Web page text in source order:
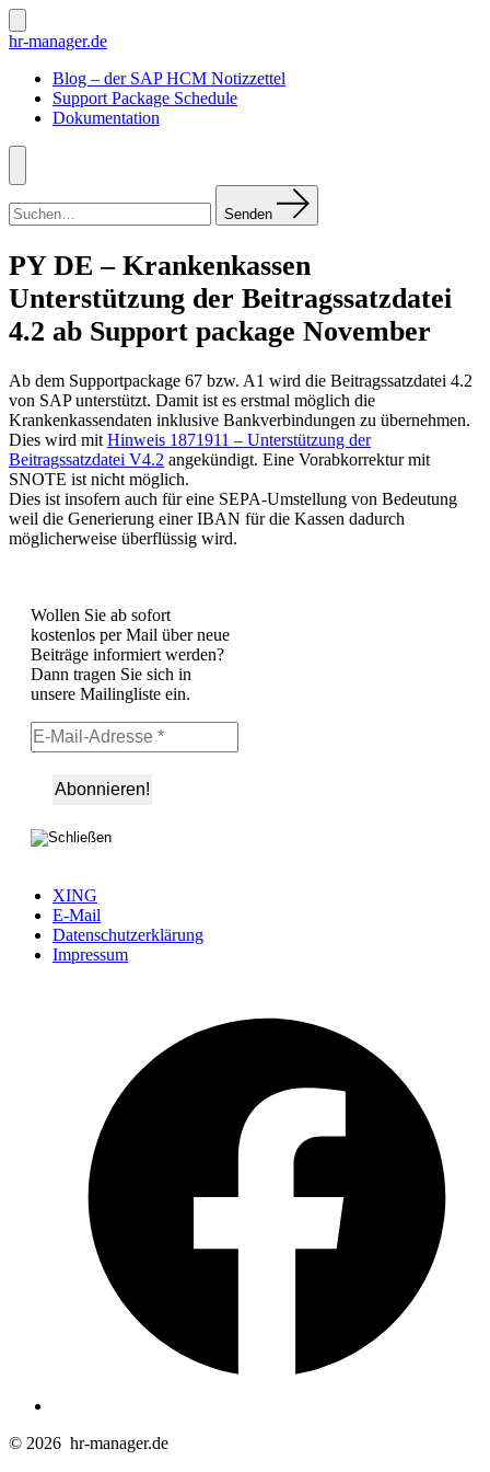
Zum
Inhalt
Suche
ein-/ausblenden
hr-manager.de
Blog – der SAP HCM Notizzettel
Support Package Schedule
Dokumentation
Menü
nach:
Senden
PY DE – Krankenkassen
Unterstützung der Beitragssatzdatei
4.2 ab Support package November
Ab dem Supportpackage 67 bzw. A1 wird die Beitragssatzdatei 4.2
von SAP unterstützt. Damit ist es erstmal möglich die
Krankenkassendaten inklusive Bankverbindungen zu übernehmen.
Dies wird mit Hinweis 1871911 – Unterstützung der
Beitragssatzdatei V4.2 angekündigt. Eine Vorabkorrektur mit
SNOTE ist nicht möglich.
Dies ist insofern auch für eine SEPA-Umstellung von Bedeutung
weil die Generierung einer IBAN für die Kassen dadurch
möglicherweise überflüssig wird.
Wollen Sie ab sofort
kostenlos per Mail über neue
Beiträge informiert werden?
Dann tragen Sie sich in
unsere Mailingliste ein.
XING
E-Mail
Datenschutzerklärung
Impressum
© 2026 hr-manager.de